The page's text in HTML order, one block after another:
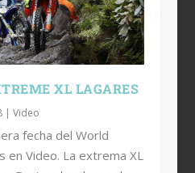
XL LAGARES
| Video
fecha del World
en Video. La extrema XL